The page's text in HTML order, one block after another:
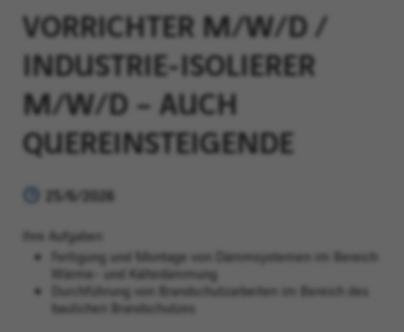
VORRICHTER M/W/D /
INDUSTRIE-ISOLIERER
M/W/D – AUCH
QUEREINSTEIGENDE
25/6/2026
Ihre Aufgaben
Fertigung und Montage von Dämmsystemen im Bereich
Wärme- und Kältedämmung
Durchführung von Brandschutzarbeiten im Bereich des
baulichen Brandschutzes